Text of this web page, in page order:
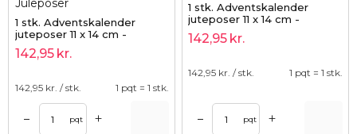
1 stk. Adventskalender
juteposer 11 x 14 cm -
naturlig + grøn tal
142,95 kr.
142,95 kr. / stk. 1 pqt = 1 stk.
– pqt +
1 stk. Adventskalender
juteposer 11 x 14 cm -
naturlig + rød tal
142,95 kr.
142,95 kr. / stk. 1 pqt = 1 stk.
– pqt +